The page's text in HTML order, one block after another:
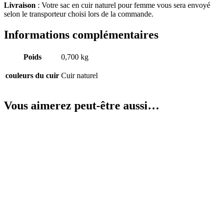
Livraison : Votre sac en cuir naturel pour femme vous sera envoyé
selon le transporteur choisi lors de la commande.
Informations complémentaires
Poids 0,700 kg
couleurs du cuir Cuir naturel
Vous aimerez peut-être aussi…